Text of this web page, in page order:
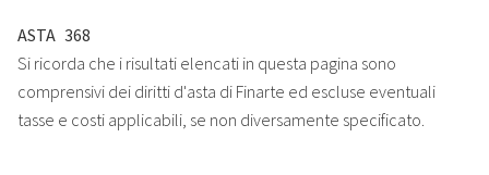
ASTA 368
Si ricorda che i risultati elencati in questa pagina sono
comprensivi dei diritti d'asta di Finarte ed escluse eventuali
tasse e costi applicabili, se non diversamente specificato.